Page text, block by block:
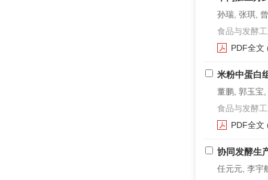
孙瑞, 张琪,
食品与发酵
PDF全文
米粉中蛋白
董鹏, 郭玉宝
食品与发酵
PDF全文
协同发酵生
任元元, 李宇